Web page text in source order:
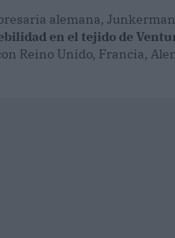
alemana,
en el tejido de
Reino Unido, Francia,